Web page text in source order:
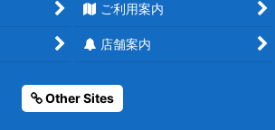
ご利用案内
店舗案内
Other Sites